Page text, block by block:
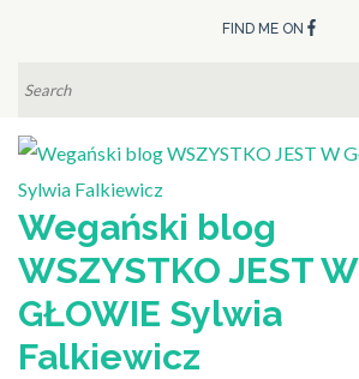
content
(Press
Enter)
FIND ME ON
Wegański blog
WSZYSTKO JEST W
GŁOWIE Sylwia
Falkiewicz